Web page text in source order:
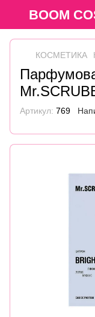
BOOM
КОСМЕТИКА
Артикул: 769